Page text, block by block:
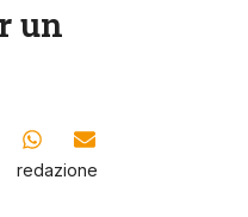
un
redazione